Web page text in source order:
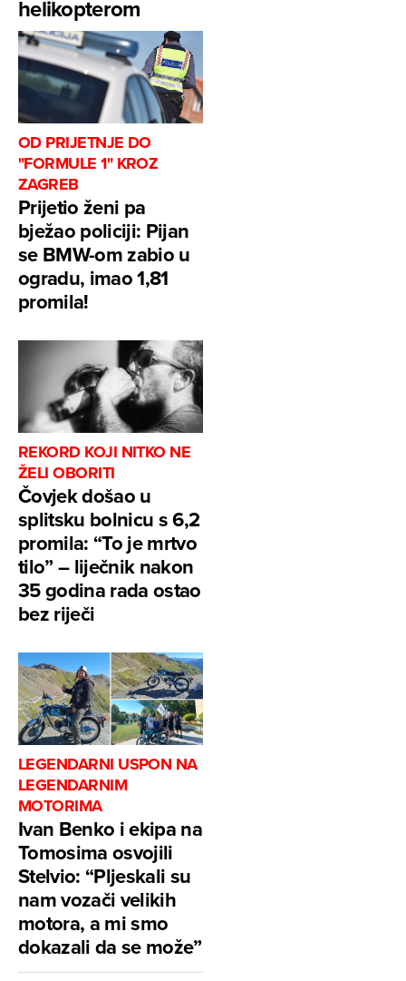
helikopterom
OD PRIJETNJE DO
"FORMULE 1" KROZ
ZAGREB
Prijetio ženi pa
bježao policiji: Pijan
se BMW-om zabio u
ogradu, imao 1,81
promila!
REKORD KOJI NITKO NE
ŽELI OBORITI
Čovjek došao u
splitsku bolnicu s 6,2
promila: “To je mrtvo
tilo” – liječnik nakon
35 godina rada ostao
bez riječi
LEGENDARNI USPON NA
LEGENDARNIM
MOTORIMA
Ivan Benko i ekipa na
Tomosima osvojili
Stelvio: “Pljeskali su
nam vozači velikih
motora, a mi smo
dokazali da se može”